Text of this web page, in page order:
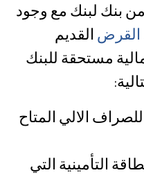
بنك لبنك مع وجود
القديم
مستحقة للبنك
الالي المتاح
التأمينية التي